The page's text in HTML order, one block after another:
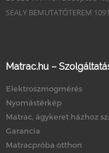
SEALY BEMUTATÓTEREM
Matrac.hu –
Elektroszmogmérés
Nyomástérkép
Matrac, ágykeret házhoz
Garancia
Matracpróba otthon